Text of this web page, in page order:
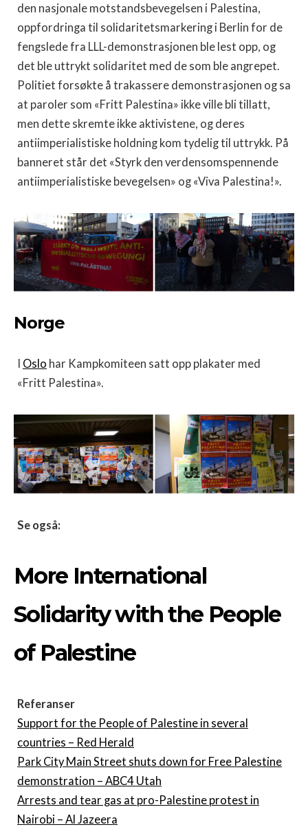
den nasjonale motstandsbevegelsen i Palestina,
oppfordringa til solidaritetsmarkering i Berlin for de
fengslede fra LLL-demonstrasjonen ble lest opp, og
det ble uttrykt solidaritet med de som ble angrepet.
Politiet forsøkte å trakassere demonstrasjonen og sa
at paroler som «Fritt Palestina» ikke ville bli tillatt,
men dette skremte ikke aktivistene, og deres
antiimperialistiske holdning kom tydelig til uttrykk. På
banneret står det «Styrk den verdensomspennende
antiimperialistiske bevegelsen» og «Viva Palestina!».
Norge
I Oslo har Kampkomiteen satt opp plakater med
«Fritt Palestina».
Se også:
More International
Solidarity with the People
of Palestine
Referanser
Support for the People of Palestine in several
countries – Red Herald
Park City Main Street shuts down for Free Palestine
demonstration – ABC4 Utah
Arrests and tear gas at pro-Palestine protest in
Nairobi – Al Jazeera